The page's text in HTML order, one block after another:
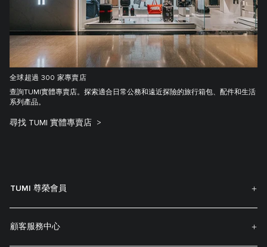
全球超過 300 家專賣店
查詢TUMI實體專賣店。探索適合日常公務和遠近探險的旅行箱包、配件和生活
系列產品。
尋找 TUMI 實體專賣店
TUMI 尊榮會員
顧客服務中心